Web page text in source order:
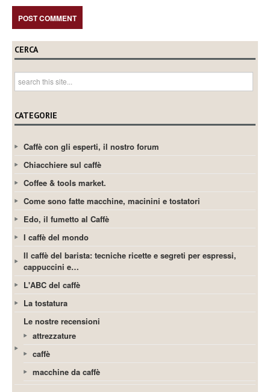
CERCA
CATEGORIE
Caffè con gli esperti, il nostro forum
Chiacchiere sul caffè
Coffee & tools market.
Come sono fatte macchine, macinini e tostatori
Edo, il fumetto al Caffè
I caffè del mondo
Il caffè del barista: tecniche ricette e segreti per espressi,
cappuccini e…
L'ABC del caffè
La tostatura
Le nostre recensioni
attrezzature
caffè
macchine da caffè